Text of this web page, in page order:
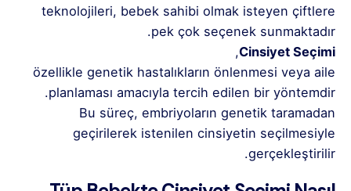
teknolojileri, bebek sahibi olmak isteyen çiftlere
pek çok seçenek sunmaktadır.
Cinsiyet Seçimi
,
özellikle genetik hastalıkların önlenmesi veya aile
planlaması amacıyla tercih edilen bir yöntemdir.
Bu süreç, embriyoların genetik taramadan
geçirilerek istenilen cinsiyetin seçilmesiyle
gerçekleştirilir.